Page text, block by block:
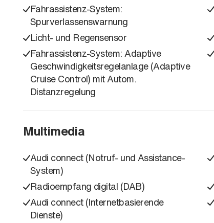
Fahrassistenz-System:
Spurverlassenswarnung
Licht- und Regensensor
Fahrassistenz-System: Adaptive
Geschwindigkeitsregelanlage (Adaptive
Cruise Control) mit Autom.
Distanzregelung
Multimedia
Audi connect (Notruf- und Assistance-
System)
Radioempfang digital (DAB)
Audi connect (Internetbasierende
Dienste)